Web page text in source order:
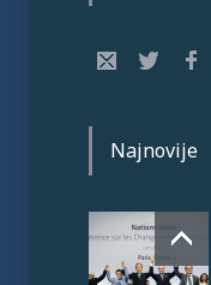
Najnovije